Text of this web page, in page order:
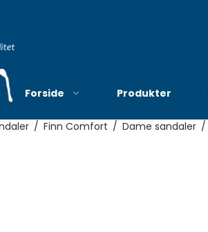
Forside Produkter
/ Finn Comfort / Dame sandaler /